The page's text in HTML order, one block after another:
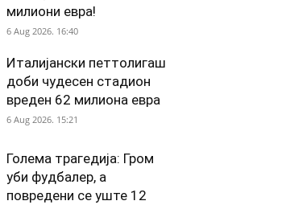
милиони евра!
6 Aug 2026. 16:40
Италијански петтолигаш
доби чудесен стадион
вреден 62 милиона евра
6 Aug 2026. 15:21
Голема трагедија: Гром
уби фудбалер, а
повредени се уште 12